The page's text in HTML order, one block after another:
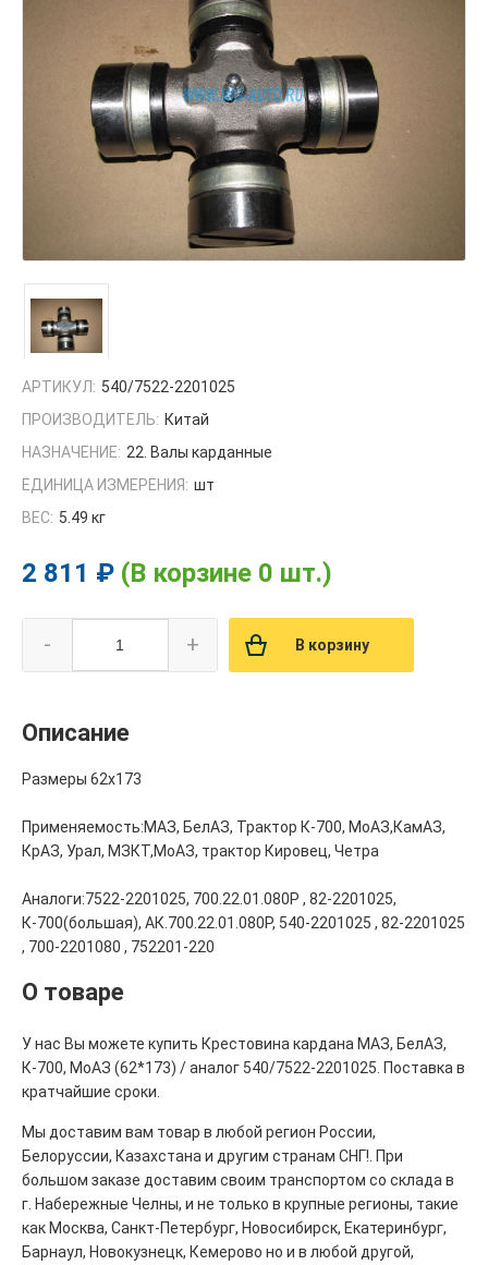
АРТИКУЛ: 540/7522-2201025
ПРОИЗВОДИТЕЛЬ: Китай
НАЗНАЧЕНИЕ: 22. Валы карданные
ЕДИНИЦА ИЗМЕРЕНИЯ: шт
ВЕС: 5.49 кг
2 811 ₽ (В корзине 0 шт.)
- + В корзину
Описание
Размеры 62x173
Применяемость:МАЗ, БелАЗ, Трактор К-700, МоАЗ,КамАЗ,
КрАЗ, Урал, МЗКТ,МоАЗ, трактор Кировец, Четра
Аналоги:7522-2201025, 700.22.01.080Р , 82-2201025,
К-700(большая), АК.700.22.01.080Р, 540-2201025 , 82-2201025
, 700-2201080 , 752201-220
О товаре
У нас Вы можете купить Крестовина кардана МАЗ, БелАЗ,
К-700, МоАЗ (62*173) / аналог 540/7522-2201025. Поставка в
кратчайшие сроки.
Мы доставим вам товар в любой регион России,
Белоруссии, Казахстана и другим странам СНГ!. При
большом заказе доставим своим транспортом со склада в
г. Набережные Челны, и не только в крупные регионы, такие
как Москва, Санкт-Петербург, Новосибирск, Екатеринбург,
Барнаул, Новокузнецк, Кемерово но и в любой другой,